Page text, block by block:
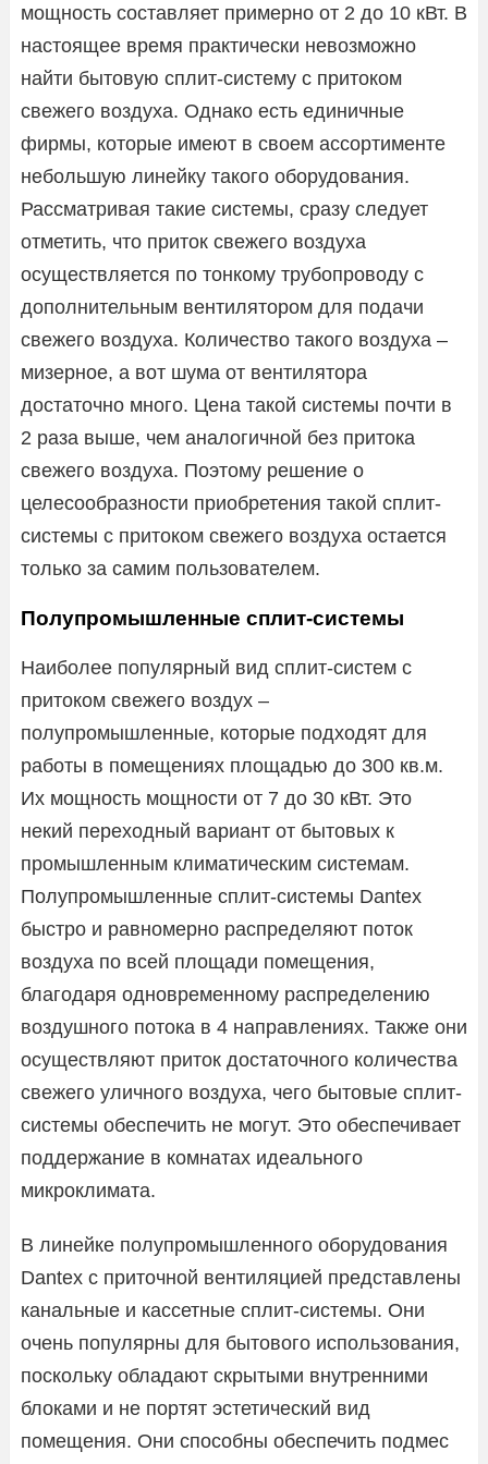
мощность составляет примерно от 2 до 10 кВт. В
настоящее время практически невозможно
найти бытовую сплит-систему с притоком
свежего воздуха. Однако есть единичные
фирмы, которые имеют в своем ассортименте
небольшую линейку такого оборудования.
Рассматривая такие системы, сразу следует
отметить, что приток свежего воздуха
осуществляется по тонкому трубопроводу с
дополнительным вентилятором для подачи
свежего воздуха. Количество такого воздуха –
мизерное, а вот шума от вентилятора
достаточно много. Цена такой системы почти в
2 раза выше, чем аналогичной без притока
свежего воздуха. Поэтому решение о
целесообразности приобретения такой сплит-
системы с притоком свежего воздуха остается
только за самим пользователем.
Полупромышленные сплит-системы
Наиболее популярный вид сплит-систем с
притоком свежего воздух –
полупромышленные, которые подходят для
работы в помещениях площадью до 300 кв.м.
Их мощность мощности от 7 до 30 кВт. Это
некий переходный вариант от бытовых к
промышленным климатическим системам.
Полупромышленные сплит-системы Dantex
быстро и равномерно распределяют поток
воздуха по всей площади помещения,
благодаря одновременному распределению
воздушного потока в 4 направлениях. Также они
осуществляют приток достаточного количества
свежего уличного воздуха, чего бытовые сплит-
системы обеспечить не могут. Это обеспечивает
поддержание в комнатах идеального
микроклимата.
В линейке полупромышленного оборудования
Dantex с приточной вентиляцией представлены
канальные и кассетные сплит-системы. Они
очень популярны для бытового использования,
поскольку обладают скрытыми внутренними
блоками и не портят эстетический вид
помещения. Они способны обеспечить подмес